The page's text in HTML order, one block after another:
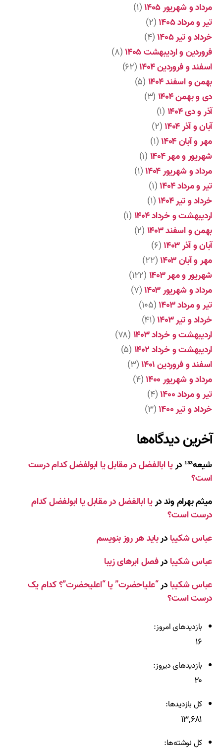
مرداد و شهریور ۱۴۰۵
(۱)
تیر و مرداد ۱۴۰۵
(۲)
خرداد و تیر ۱۴۰۵
(۴)
فروردین و اردیبهشت ۱۴۰۵
(۸)
اسفند و فروردین ۱۴۰۴
(۶۲)
بهمن و اسفند ۱۴۰۴
(۵)
دی و بهمن ۱۴۰۴
(۳)
آذر و دی ۱۴۰۴
(۱)
آبان و آذر ۱۴۰۴
(۲)
مهر و آبان ۱۴۰۴
(۱)
شهریور و مهر ۱۴۰۴
(۱)
مرداد و شهریور ۱۴۰۴
(۱)
تیر و مرداد ۱۴۰۴
(۱)
خرداد و تیر ۱۴۰۴
(۱)
اردیبهشت و خرداد ۱۴۰۴
(۱)
بهمن و اسفند ۱۴۰۳
(۲)
آبان و آذر ۱۴۰۳
(۶)
مهر و آبان ۱۴۰۳
(۲۲)
شهریور و مهر ۱۴۰۳
(۱۲۲)
مرداد و شهریور ۱۴۰۳
(۷)
تیر و مرداد ۱۴۰۳
(۱۰۵)
خرداد و تیر ۱۴۰۳
(۴۱)
اردیبهشت و خرداد ۱۴۰۳
(۷۸)
اردیبهشت و خرداد ۱۴۰۲
(۵)
اسفند و فروردین ۱۴۰۱
(۳)
مرداد و شهریور ۱۴۰۰
(۴)
تیر و مرداد ۱۴۰۰
(۴)
خرداد و تیر ۱۴۰۰
(۳)
آخرین دیدگاه‌ها
شیعه¹³³ دریا ابالفضل در مقابل یا ابولفضل کدام درست
است؟
میثم بهرام ونددریا ابالفضل در مقابل یا ابولفضل کدام
درست است؟
عباس شکیبا درباید هر روز بنویسم
عباس شکیبا درفصل ابرهای زیبا
عباس شکیبا در“علیاحضرت” یا “اعلیحضرت”؟ کدام یک
درست است؟
بازدیدهای امروز:
۱۶
بازدیدهای دیروز:
۲۰
کل بازدیدها:
۱۳,۶۸۱
کل نوشته‌ها: